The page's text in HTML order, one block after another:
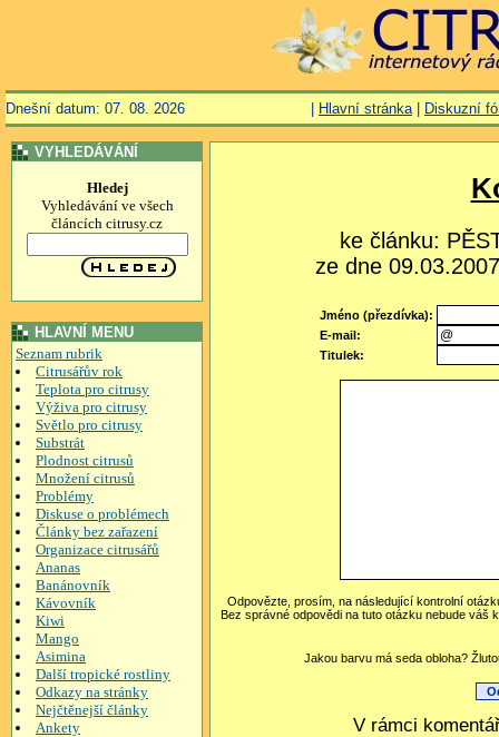
Dnešní datum: 07. 08. 2026 Hlavní stránka| Diskuzní
VYHLEDÁVÁNÍ
Hledej
Vyhledávání ve všech
článcích citrusy.cz
HLAVNÍ MENU
Seznam rubrik
Citrusářův rok
Teplota pro citrusy
Výživa pro citrusy
Světlo pro citrusy
Substrát
Plodnost citrusů
Množení citrusů
Problémy
Diskuse o problémech
Články bez zařazení
Organizace citrusářů
Ananas
Banánovník
Kávovník
Kiwi
Mango
Asimina
Další tropické rostliny
Odkazy na stránky
Nejčtěnejší články
Ankety
ke článku:
ze dne
Jméno (přezdívka):
E-mail:
Titulek:
Odpovězte, prosím, na následující kontrolní
Bez správné odpovědi na tuto otázku nebude váš
Jakou barvu má seda obloha?
V rámci